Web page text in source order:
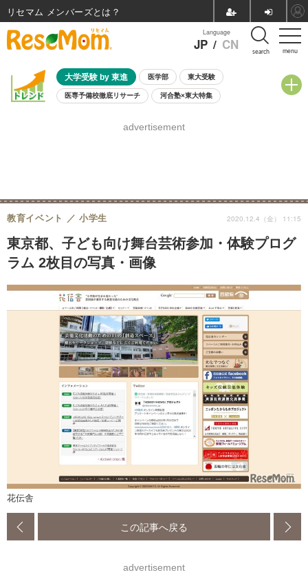
menu
Language
JP / CN search
大学受験 by 東進 医学部 東大受験
医専予備校徹底リサーチ 河合塾×東大特集
8月開催学校説明会・相談会
advertisement
東京都、子ども向け舞台芸術参加・体験プログ
ラム 2枚目の写真・画像
教育イベント 小学生 2020.12.4（金） 11:15
花伝舎
この記事へ戻る
advertisement
リセマム メンバーズ